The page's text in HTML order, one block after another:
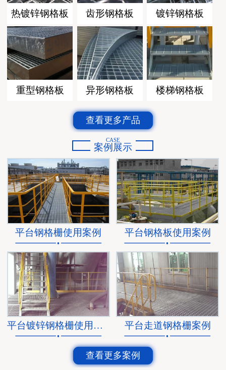
热镀锌钢格板 齿形钢格板 镀锌钢格板
重型钢格板 异形钢格板 楼梯钢格板
查看更多产品
CASE
案例展示
平台钢格栅使用案例 平台钢格板使用案例
平台镀锌钢格栅使用案例 平台走道钢格栅案例
查看更多案例